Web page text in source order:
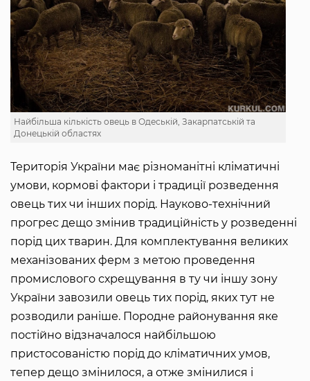
Найбільша кількість овець в Одеській, Закарпатській та
Донецькій областях
Територія України має різноманітні кліматичні
умови, кормові фактори і традиції розведення
овець тих чи інших порід. Науково-технічний
прогрес дещо змінив традиційність у розведенні
порід цих тварин. Для комплектування великих
механізованих ферм з метою проведення
промислового схрещування в ту чи іншу зону
України завозили овець тих порід, яких тут не
розводили раніше. Породне районування яке
постійно відзначалося найбільшою
пристосованістю порід до кліматичних умов,
тепер дещо змінилося, а отже змінилися і